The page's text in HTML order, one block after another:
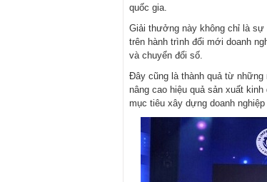
quốc gia.
Giải thưởng này không chỉ là sự
trên hành trình đổi mới doanh
và chuyển đổi số.
Đây cũng là thành quả từ những
nâng cao hiệu quả sản xuất
mục tiêu xây dựng doanh